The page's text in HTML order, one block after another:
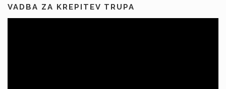
VADBA ZA KREPITEV TRUPA